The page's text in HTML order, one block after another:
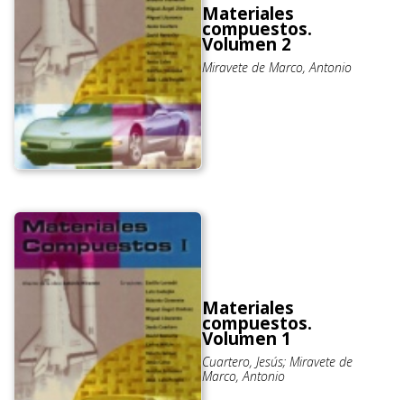
Materiales
compuestos.
Volumen 2
Miravete de Marco, Antonio
Materiales
compuestos.
Volumen 1
Cuartero, Jesús; Miravete de
Marco, Antonio